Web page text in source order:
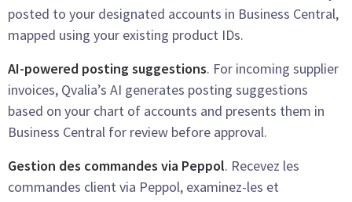
posted to your designated accounts in Business Central,
mapped using your existing product IDs.
AI-powered posting suggestions. For incoming supplier
invoices, Qvalia’s AI generates posting suggestions
based on your chart of accounts and presents them in
Business Central for review before approval.
Gestion des commandes via Peppol. Recevez les
commandes client via Peppol, examinez-les et